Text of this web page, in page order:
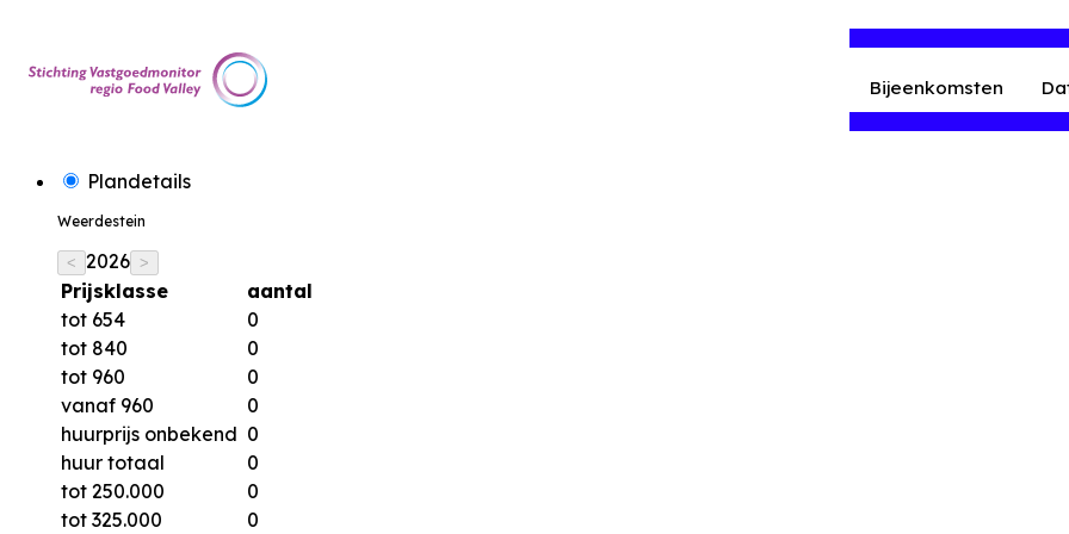
Bijeenkomsten
Plandetails
Weerdestein
< 2026 >
Prijsklasse
aantal
tot 654
0
tot 840
0
tot 960
0
vanaf 960
0
huurprijs onbekend 0
huur totaal
0
tot 250.000
0
tot 325.000
0